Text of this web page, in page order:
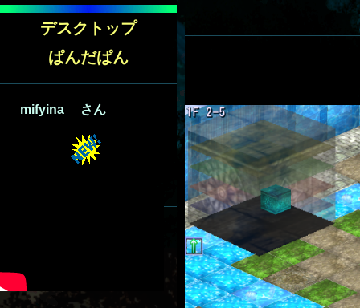
デスクトップ
ぱんだぱん
mifyina さん